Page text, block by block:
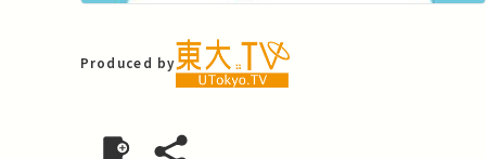
Produced by